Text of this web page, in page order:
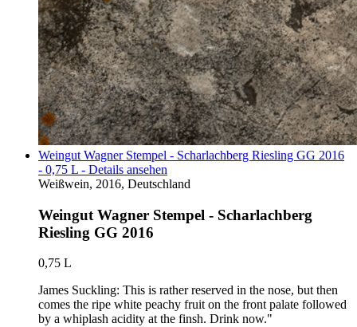
Weingut Wagner Stempel - Scharlachberg Riesling GG 2016
- 0,75 L - Details ansehen
Weißwein, 2016, Deutschland
Weingut Wagner Stempel - Scharlachberg
Riesling GG 2016
0,75 L
James Suckling: This is rather reserved in the nose, but then
comes the ripe white peachy fruit on the front palate followed
by a whiplash acidity at the finsh. Drink now."